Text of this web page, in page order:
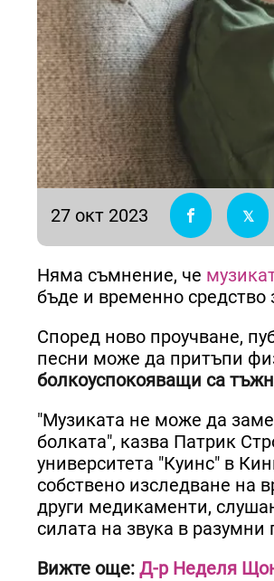
27 окт 2023
Няма съмнение, че
бъде и временно средство
Според ново проучване,
песни може да притъпи
болкоуспокояващи са
"Музиката не може да
болката", казва Патрик
университета "Куинс" в
собствено изследване на
други медикаменти,
силата на звука в разумни
Вижте още: Д-р Неделя